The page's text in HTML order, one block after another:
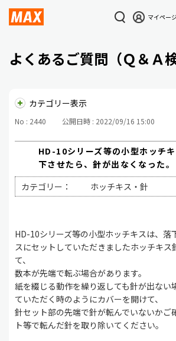
マイペー
よくあるご質問（Ｑ＆Ａ検
カテゴリー表示
No : 2440 公開日時 : 2022/09/16 15:00
HD-10シリーズ等の小型ホッチ
下させたら、針が出なくなった。
カテゴリー：
ホッチキス・針
HD-10シリーズ等の小型ホッチキスは、落
スにセットしていただきましたホッチキス
て、
数本が先端で転ぶ場合があります。
紙を綴じる動作を繰り返しても針が出ない
ていただく時のようにカバーを開けて、
針セット部の先端で針が転んでいないかご
ト等で転んだ針を取り除いてください。